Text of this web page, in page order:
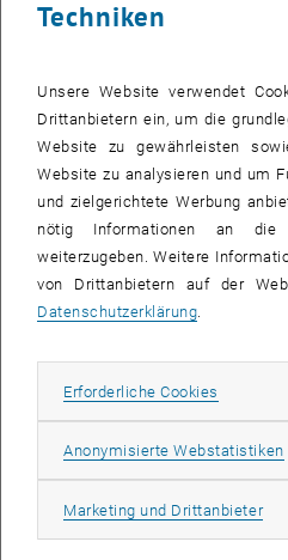
Industriepanel Made in
Techniken
Unsere Website verwendet
Drittanbietern ein, um die
Website zu gewährleisten
Website zu analysieren und um
und zielgerichtete Werbung
nötig Informationen an die
weiterzugeben. Weitere
von Drittanbietern auf der
Datenschutzerklärung.
Erforderliche Cookies
Anonymisierte Webstatistiken
Marketing und Drittanbieter